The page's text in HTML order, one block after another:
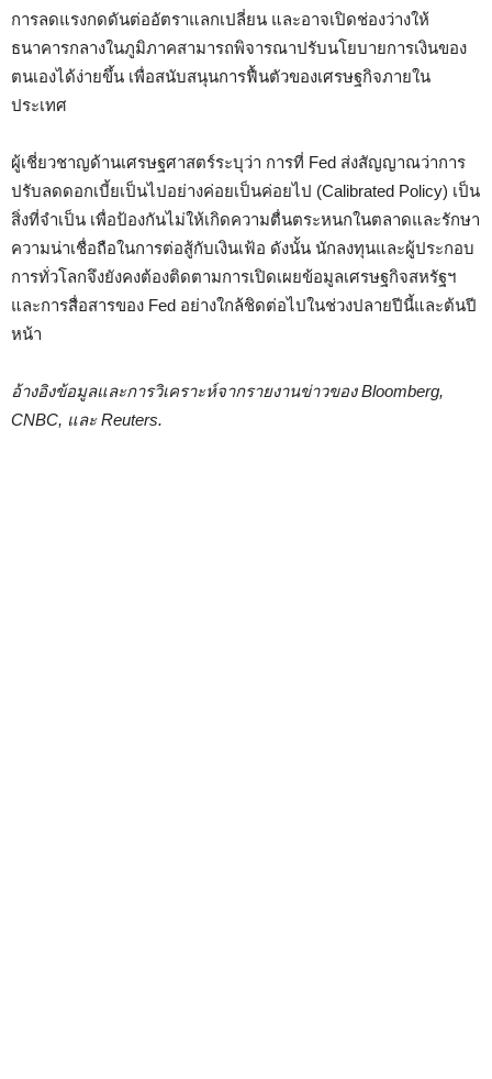
การลดแรงกดดันต่ออัตราแลกเปลี่ยน และอาจเปิดช่องว่างให้
ธนาคารกลางในภูมิภาคสามารถพิจารณาปรับนโยบายการเงินของ
ตนเองได้ง่ายขึ้น เพื่อสนับสนุนการฟื้นตัวของเศรษฐกิจภายใน
ประเทศ
ผู้เชี่ยวชาญด้านเศรษฐศาสตร์ระบุว่า การที่ Fed ส่งสัญญาณว่าการ
ปรับลดดอกเบี้ยเป็นไปอย่างค่อยเป็นค่อยไป (Calibrated Policy) เป็น
สิ่งที่จำเป็น เพื่อป้องกันไม่ให้เกิดความตื่นตระหนกในตลาดและรักษา
ความน่าเชื่อถือในการต่อสู้กับเงินเฟ้อ ดังนั้น นักลงทุนและผู้ประกอบ
การทั่วโลกจึงยังคงต้องติดตามการเปิดเผยข้อมูลเศรษฐกิจสหรัฐฯ
และการสื่อสารของ Fed อย่างใกล้ชิดต่อไปในช่วงปลายปีนี้และต้นปี
หน้า
อ้างอิงข้อมูลและการวิเคราะห์จากรายงานข่าวของ Bloomberg,
CNBC, และ Reuters.